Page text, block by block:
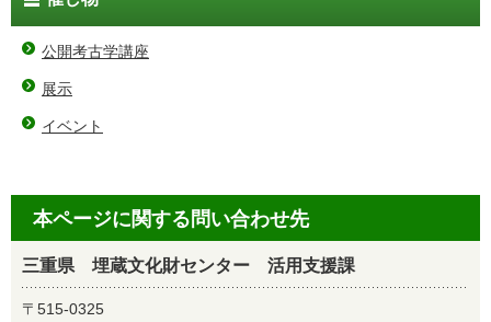
公開考古学講座
展示
イベント
本ページに関する問い合わせ先
三重県 埋蔵文化財センター 活用支援課
〒515-0325